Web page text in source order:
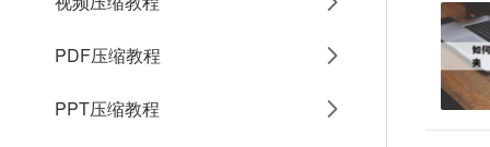
PDF压缩教程
PPT压缩教程